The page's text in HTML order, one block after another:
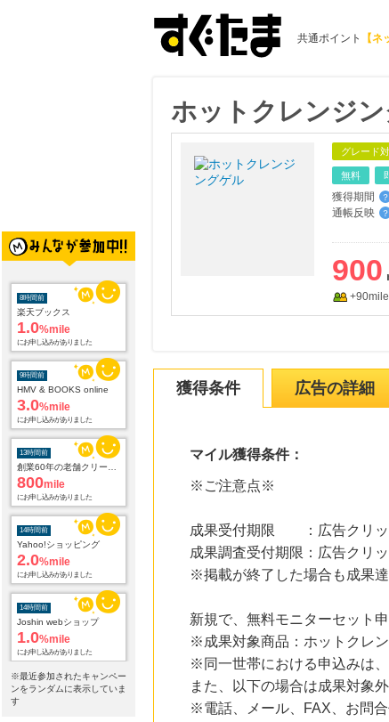
共通ポイント 【ネ
8時間前
楽天ブックス
1.0%mile
にお申し込みがありました
9時間前
HMV & BOOKS online
3.0%mile
にお申し込みがありました
13時間前
800mile
にお申し込みがありました
14時間前
Yahoo!ショッピング
2.0%mile
にお申し込みがありました
14時間前
Joshin webショップ
1.0%mile
にお申し込みがありました
14時間前
960 mile
にお申し込みがありました
※最近参加されたキャンペー
ンをランダムに表示していま
す
ホットクレンジ
グレード
無料
獲得期間 ？
通帳反映
？
900
+90mile
獲得条件 広告の詳細
マイル獲得条件：
※ご注意点※
成果受付期限 ：広告クリッ
成果調査受付期限：広告クリ
※掲載が終了した場合も成果
新規で、無料モニターセット
※成果対象商品：ホットクレ
※同一世帯における申込みは
また、以下の場合は成果対象外
※電話、メール、FAX、お問